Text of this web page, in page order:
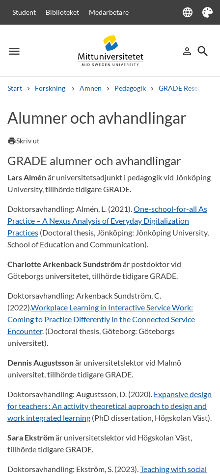
Student Biblioteket Medarbetare language
Language
Tema
menu
Meny person_outline
Logga in
search
Sök
Start Forskning Ämnen Pedagogik GRADE Research
Andra söktjänster
Kurser och program
Alumner och avhandlingar
printSkriv ut
GRADE alumner och avhandlingar
Lars Alménär universitetsadjunkt i pedagogik vid Jönköping
University, tillhörde tidigare GRADE.
Doktorsavhandling: Almén, L. (2021).One-school-for-all As
Practice – A Nexus Analysis of Everyday Digitalization
Practices (Doctoral thesis, Jönköping: Jönköping University,
School of Education and Communication).
Charlotte Arkenback Sundströmär postdoktor vid
Göteborgs universitetet, tillhörde tidigare GRADE.
Doktorsavhandling: Arkenback Sundström, C.
(2022).Workplace Learning in Interactive Service Work:
Coming to Practice Differently in the Connected Service
Encounter. (Doctoral thesis, Göteborg: Göteborgs
universitet).
Dennis Augustssonär universitetslektor vid Malmö
universitet, tillhörde tidigare GRADE.
Doktorsavhandling: Augustsson, D. (2020). Expansive design
for teachers : An activity theoretical approach to design and
work integrated learning (PhD dissertation, Högskolan Väst).
Sara Ekströmär universitetslektor vid Högskolan Väst,
tillhörde tidigare GRADE.
Doktorsavhandling: Ekström, S. (2023).Teaching with social